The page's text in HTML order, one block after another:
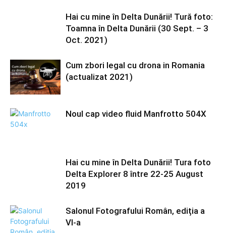
Hai cu mine în Delta Dunării! Tură foto:
Toamna în Delta Dunării (30 Sept. – 3
Oct. 2021)
Cum zbori legal cu drona in Romania
(actualizat 2021)
Noul cap video fluid Manfrotto 504X
Hai cu mine în Delta Dunării! Tura foto
Delta Explorer 8 între 22-25 August
2019
Salonul Fotografului Român, ediția a
VI-a